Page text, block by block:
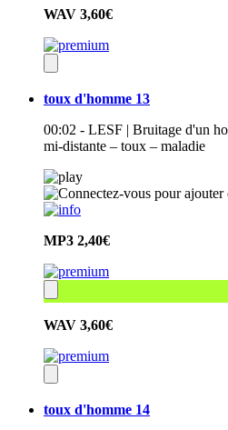
WAV 3,60€
toux d'homme 13
00:02 - LESF | Bruitage d'un
mi-distante – toux – maladie
MP3 2,40€
WAV 3,60€
toux d'homme 14